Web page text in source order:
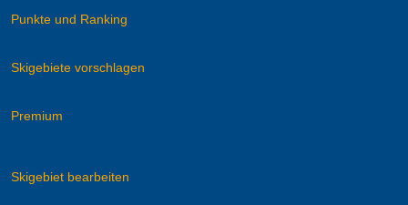
Punkte und Ranking
Skigebiete vorschlagen
Premium
Skigebiet bearbeiten